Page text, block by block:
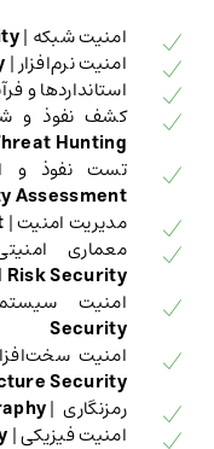
امنیت شبکه |
امنیت نرم‌افزار |
استانداردها و
کشف نفوذ و
Hunting
تست نفوذ و
Assessment
مدیریت امنیت |
معماری
Security
امنیت
Security
امنیت
Security
رمزنگاری |
امنیت فیزیکی |